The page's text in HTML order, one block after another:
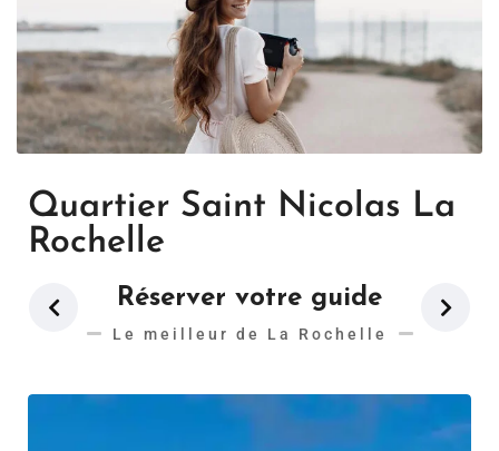
Quartier Saint Nicolas La
Rochelle
Réserver votre guide
Le meilleur de La Rochelle